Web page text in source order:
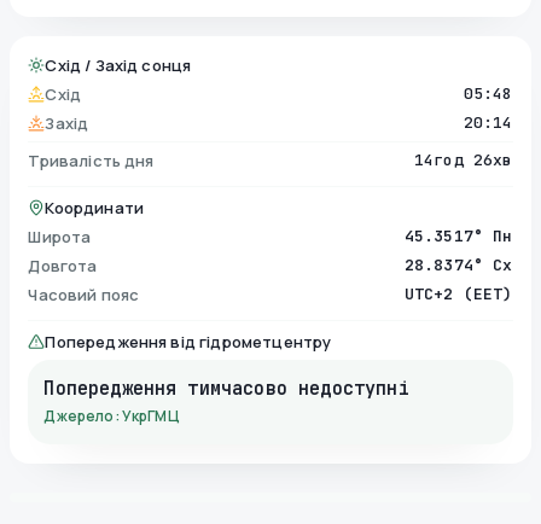
Схід / Захід сонця
Схід
05:48
Захід 20:14
Тривалість дня 14год 26хв
Координати
Широта
45.3517° Пн
Довгота 28.8374° Сх
Часовий пояс UTC+2 (EET)
Попередження від гідрометцентру
Попередження тимчасово недоступні
Джерело: УкрГМЦ